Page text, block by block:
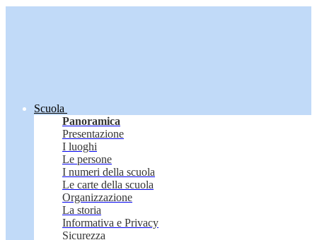
Scuola
Panoramica
Presentazione
I luoghi
Le persone
I numeri della scuola
Le carte della scuola
Organizzazione
La storia
Informativa e Privacy
Sicurezza